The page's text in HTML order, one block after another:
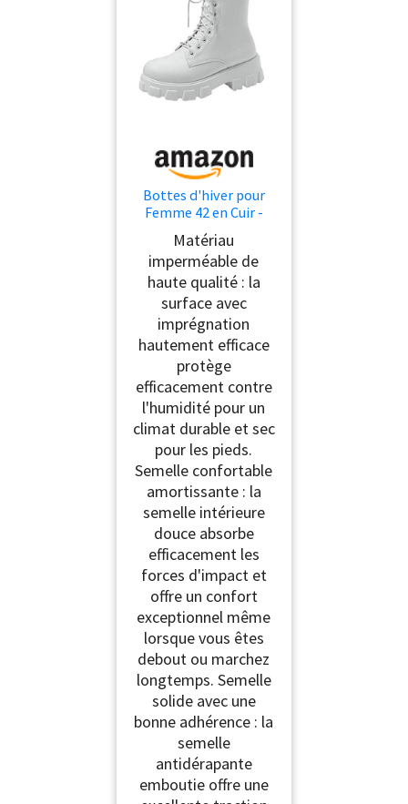
Bottes d'hiver pour
Femme 42 en Cuir -
Bottes à Lacets
Blanches pour
Matériau
imperméable de
haute qualité : la
surface avec
imprégnation
hautement efficace
protège
efficacement contre
l'humidité pour un
climat durable et sec
pour les pieds.
Semelle confortable
amortissante : la
semelle intérieure
douce absorbe
efficacement les
forces d'impact et
offre un confort
exceptionnel même
lorsque vous êtes
debout ou marchez
longtemps. Semelle
solide avec une
bonne adhérence : la
semelle
antidérapante
emboutie offre une